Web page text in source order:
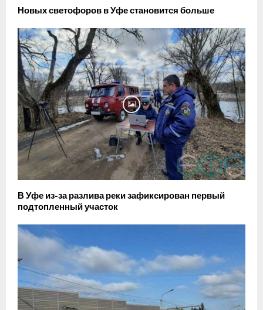
Новых светофоров в Уфе становится больше
В Уфе из-за разлива реки зафиксирован первый
подтопленный участок